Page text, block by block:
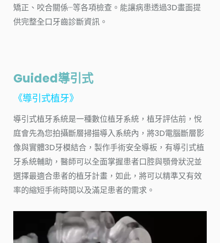
矯正、咬合關係···等各項檢查。能讓病患透過3D畫面提
供完整全口牙齒診斷資訊。
Guided導引式
《導引式植牙》
導引式植牙系統是一種數位植牙系統，植牙評估前，悅
庭會先為您拍攝斷層掃描導入系統內，將3D電腦斷層影
像與實體3D牙模結合，製作手術安全導板，有導引式植
牙系統輔助，醫師可以全面掌握患者口腔與顎骨狀況並
選擇最適合患者的植牙計畫，如此，將可以精準又有效
率的縮短手術時間以及滿足患者的需求。